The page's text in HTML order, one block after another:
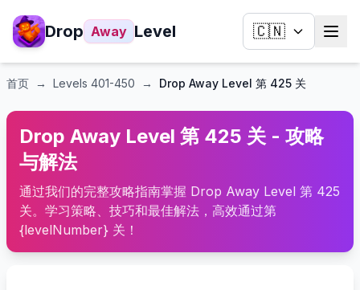
Drop Away Level 🇨🇳
首页 → Levels 401-450 → Drop Away Level 第 425 关
Drop Away Level 第 425 关 - 攻略
与解法
通过我们的完整攻略指南掌握 Drop Away Level 第 425
关。学习策略、技巧和最佳解法，高效通过第
{levelNumber} 关！